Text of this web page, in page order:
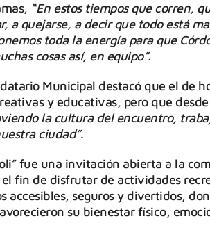
“En estos tiempos que corren,
a quejarse, a decir que todo está
toda la energía para que
cosas así, en equipo”.
Municipal destacó que el de
y educativas, pero que
la cultura del encuentro,
ciudad”.
fue una invitación abierta a la
fin de disfrutar de actividades
accesibles, seguros y divertidos,
su bienestar físico,